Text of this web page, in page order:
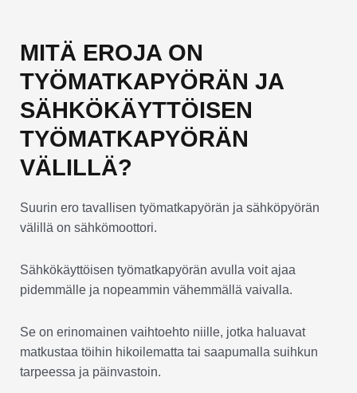
MITÄ EROJA ON
TYÖMATKAPYÖRÄN JA
SÄHKÖKÄYTTÖISEN
TYÖMATKAPYÖRÄN
VÄLILLÄ?
Suurin ero tavallisen työmatkapyörän ja sähköpyörän
välillä on sähkömoottori.
Sähkökäyttöisen työmatkapyörän avulla voit ajaa
pidemmälle ja nopeammin vähemmällä vaivalla.
Se on erinomainen vaihtoehto niille, jotka haluavat
matkustaa töihin hikoilematta tai saapumalla suihkun
tarpeessa ja päinvastoin.